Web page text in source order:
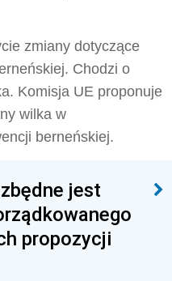
zmiany dotyczące
Chodzi o
Komisja UE proponuje
wilka w
berneńskiej.
jest
propozycji